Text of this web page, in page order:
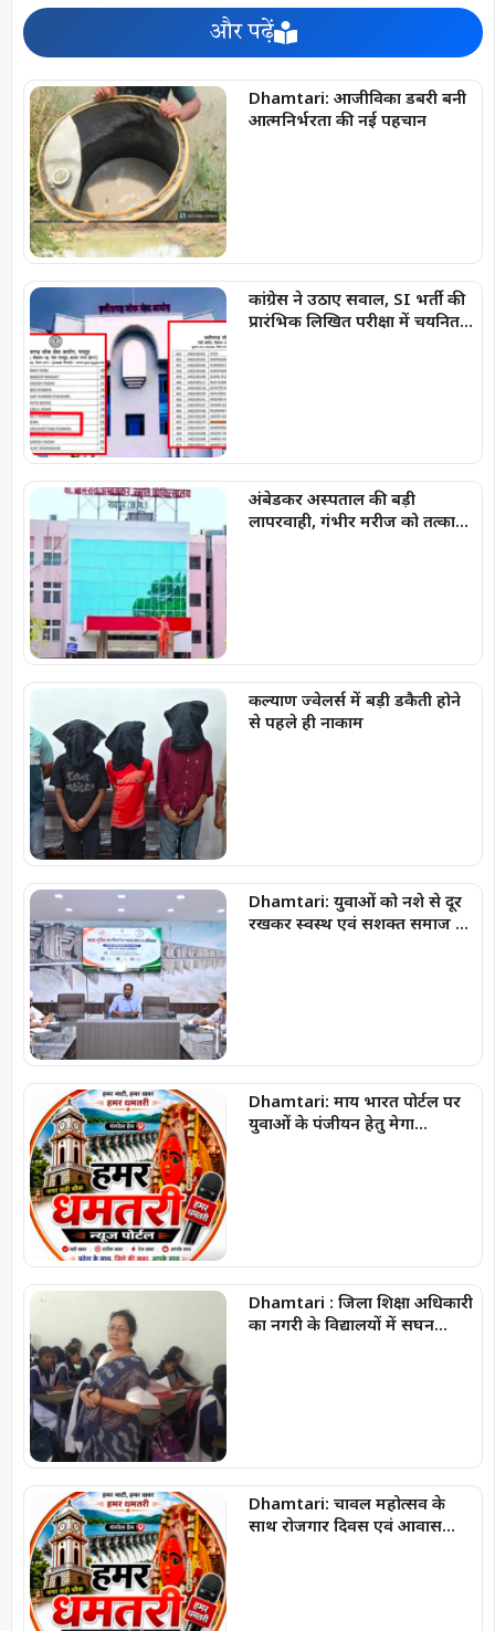
और पढ़ें
Dhamtari: आजीविका डबरी बनी
आत्मनिर्भरता की नई पहचान
कांग्रेस ने उठाए सवाल, SI भर्ती की
प्रारंभिक लिखित परीक्षा में चयनित
अंबेडकर अस्पताल की बड़ी
लापरवाही, गंभीर मरीज को तत्काल
कल्याण ज्वेलर्स में बड़ी डकैती होने
से पहले ही नाकाम
Dhamtari: युवाओं को नशे से दूर
रखकर स्वस्थ एवं सशक्त समाज का
Dhamtari: माय भारत पोर्टल पर
युवाओं के पंजीयन हेतु मेगा
Dhamtari : जिला शिक्षा अधिकारी
का नगरी के विद्यालयों में सघन
Dhamtari: चावल महोत्सव के
साथ रोजगार दिवस एवं आवास